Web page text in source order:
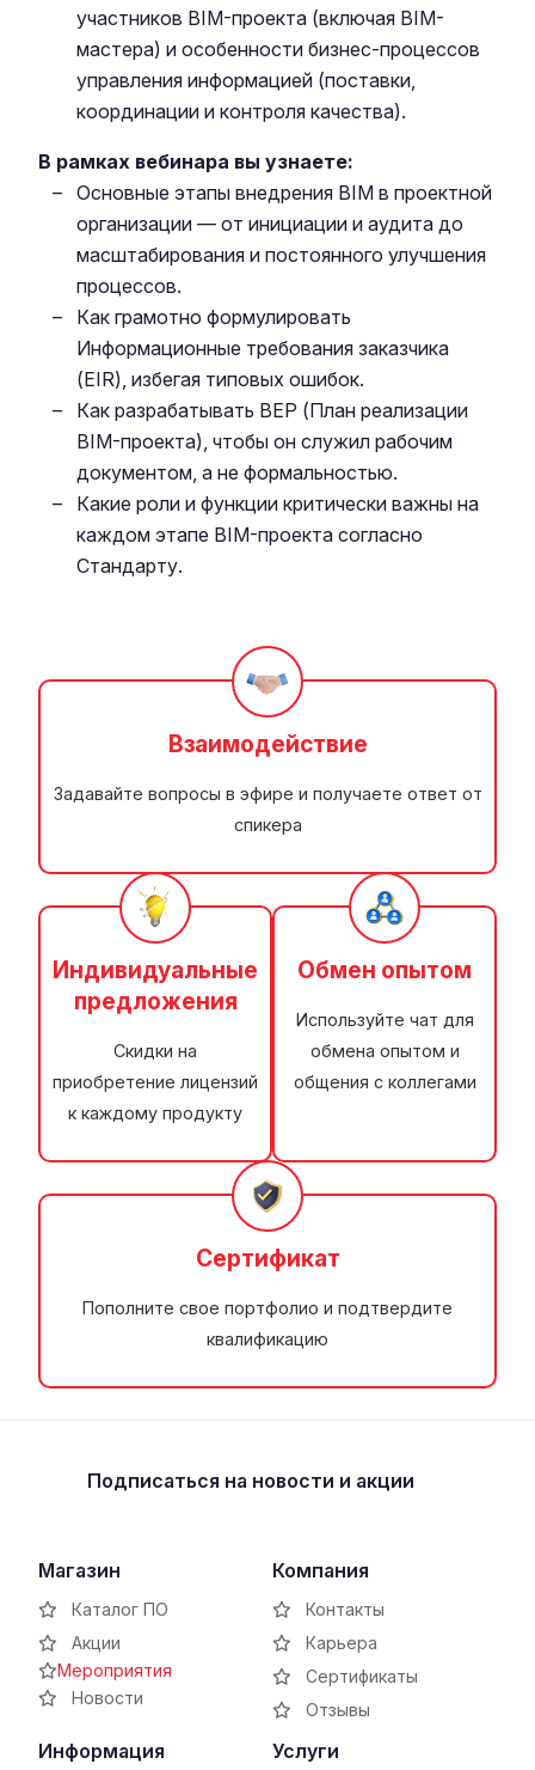
участников BIM-проекта (включая BIM-
мастера) и особенности бизнес-процессов
управления информацией (поставки,
координации и контроля качества).
В рамках вебинара вы узнаете:
Основные этапы внедрения BIM в проектной
организации — от инициации и аудита до
масштабирования и постоянного улучшения
процессов.
Как грамотно формулировать
Информационные требования заказчика
(EIR), избегая типовых ошибок.
Как разрабатывать BEP (План реализации
BIM-проекта), чтобы он служил рабочим
документом, а не формальностью.
Какие роли и функции критически важны на
каждом этапе BIM-проекта согласно
Стандарту.
Взаимодействие
Задавайте вопросы в эфире и получаете ответ от
спикера
Индивидуальные
предложения
Скидки на
приобретение лицензий
к каждому продукту
Обмен опытом
Используйте чат для
обмена опытом и
общения с коллегами
Сертификат
Пополните свое портфолио и подтвердите
квалификацию
Подписаться на новости и акции
Магазин
Каталог ПО
Акции
Мероприятия
Новости
Компания
Контакты
Карьера
Сертификаты
Отзывы
Информация Услуги